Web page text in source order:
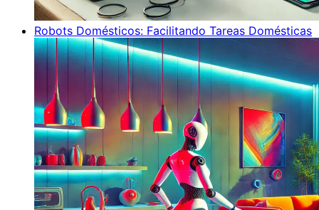
Robots Domésticos: Facilitando Tareas Domésticas